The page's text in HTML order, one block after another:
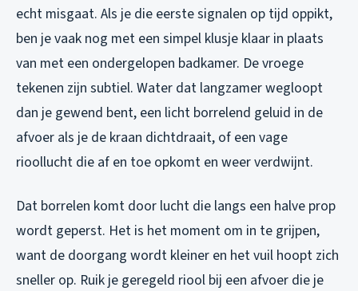
echt misgaat. Als je die eerste signalen op tijd oppikt,
ben je vaak nog met een simpel klusje klaar in plaats
van met een ondergelopen badkamer. De vroege
tekenen zijn subtiel. Water dat langzamer wegloopt
dan je gewend bent, een licht borrelend geluid in de
afvoer als je de kraan dichtdraait, of een vage
rioollucht die af en toe opkomt en weer verdwijnt.
Dat borrelen komt door lucht die langs een halve prop
wordt geperst. Het is het moment om in te grijpen,
want de doorgang wordt kleiner en het vuil hoopt zich
sneller op. Ruik je geregeld riool bij een afvoer die je